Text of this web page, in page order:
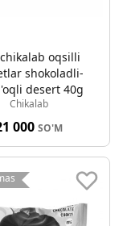
oqsilli
shokoladli-
desert 40g
Chikalab
000 SO'M